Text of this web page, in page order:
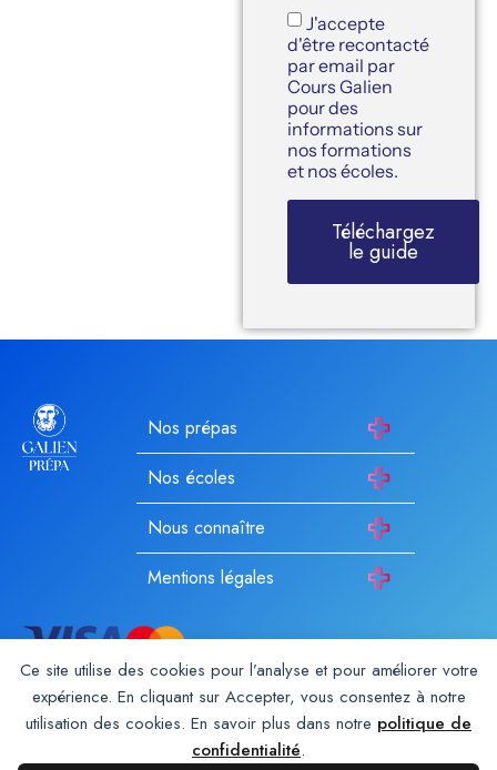
Ce site utilise des cookies pour l’analyse et pour améliorer votre
expérience. En cliquant sur Accepter, vous consentez à notre
utilisation des cookies. En savoir plus dans notre politique de
confidentialité.
J'accepte
d'être recontacté
par email par
Cours Galien
pour des
informations sur
nos formations
et nos écoles.
Téléchargez
le guide
Nos prépas
Nos écoles
Nous connaître
Mentions légales
Galien Prépa est un établissement d’enseignement privé hors
contrat enregistré auprès du rectorat depuis 1987. Membre du